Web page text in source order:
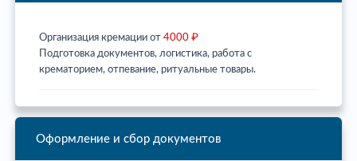
Организация кремации от 4000 ₽
Подготовка документов, логистика, работа с
крематорием, отпевание, ритуальные товары.
Оформление и сбор документов